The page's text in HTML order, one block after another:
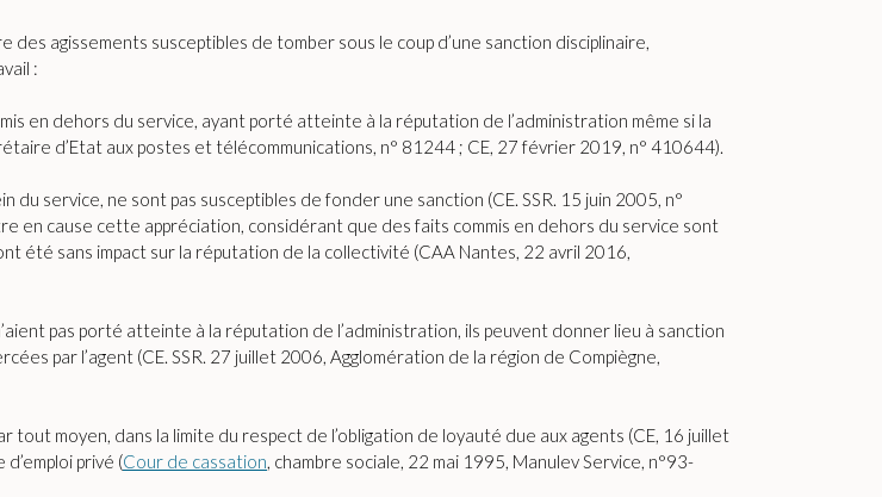
agissements susceptibles de tomber sous le coup d’une sanction disciplinaire,
:
en dehors du service, ayant porté atteinte à la réputation de l’administration même si la
d’Etat aux postes et télécommunications, n° 81244 ; CE, 27 février 2019, n° 410644).
service, ne sont pas susceptibles de fonder une sanction (CE. SSR. 15 juin 2005, n°
en cause cette appréciation, considérant que des faits commis en dehors du service sont
été sans impact sur la réputation de la collectivité (CAA Nantes, 22 avril 2016,
pas porté atteinte à la réputation de l’administration, ils peuvent donner lieu à sanction
par l’agent (CE. SSR. 27 juillet 2006, Agglomération de la région de Compiègne,
tout moyen, dans la limite du respect de l’obligation de loyauté due aux agents (CE, 16 juillet
privé (Cour de cassation, chambre sociale, 22 mai 1995, Manulev Service, n°93-